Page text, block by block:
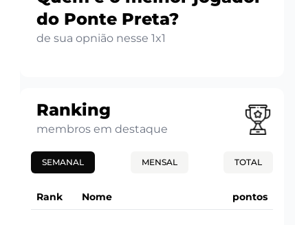
do Ponte Preta?
de sua opnião nesse 1x1
Ranking
membros em destaque
SEMANAL MENSAL TOTAL
Rank Nome pontos